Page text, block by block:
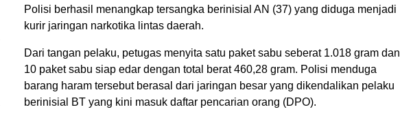
Polisi berhasil menangkap tersangka berinisial AN (37) yang diduga menjadi
kurir jaringan narkotika lintas daerah.
Dari tangan pelaku, petugas menyita satu paket sabu seberat 1.018 gram dan
10 paket sabu siap edar dengan total berat 460,28 gram. Polisi menduga
barang haram tersebut berasal dari jaringan besar yang dikendalikan pelaku
berinisial BT yang kini masuk daftar pencarian orang (DPO).